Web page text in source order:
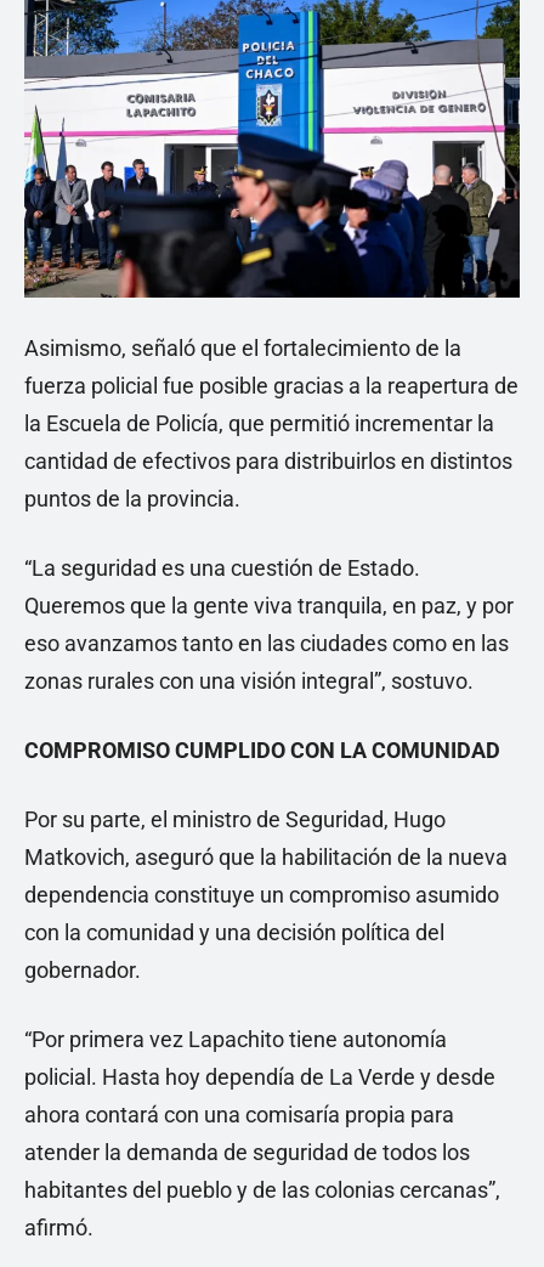
Asimismo, señaló que el fortalecimiento de la
fuerza policial fue posible gracias a la reapertura de
la Escuela de Policía, que permitió incrementar la
cantidad de efectivos para distribuirlos en distintos
puntos de la provincia.
“La seguridad es una cuestión de Estado.
Queremos que la gente viva tranquila, en paz, y por
eso avanzamos tanto en las ciudades como en las
zonas rurales con una visión integral”, sostuvo.
COMPROMISO CUMPLIDO CON LA COMUNIDAD
Por su parte, el ministro de Seguridad, Hugo
Matkovich, aseguró que la habilitación de la nueva
dependencia constituye un compromiso asumido
con la comunidad y una decisión política del
gobernador.
“Por primera vez Lapachito tiene autonomía
policial. Hasta hoy dependía de La Verde y desde
ahora contará con una comisaría propia para
atender la demanda de seguridad de todos los
habitantes del pueblo y de las colonias cercanas”,
afirmó.